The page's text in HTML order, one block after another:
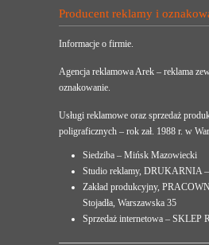
Producent reklamy i
Informacje o firmie.
Agencja reklamowa Arek – reklama
oznakowanie.
Usługi reklamowe oraz sprzedaż
poligraficznych – rok zał. 1988 r. w
Siedziba – Mińsk Mazowiecki
Studio reklamy, DRUKARNIA
Zakład produkcyjny,
Stojadła, Warszawska 35
Sprzedaż internetowa –